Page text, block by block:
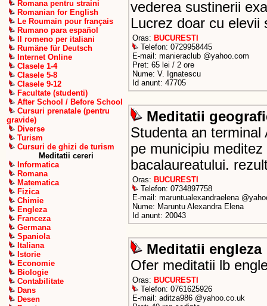
Romana pentru straini
Romanian for English
Le Roumain pour français
Rumano para español
Il romeno per italiani
Rumäne für Deutsch
Internet Online
Clasele 1-4
Clasele 5-8
Clasele 9-12
Facultate (studenti)
After School / Before School
Cursuri prenatale (pentru
gravide)
Diverse
Turism
Cursuri de ghizi de turism
Meditatii cereri
Informatica
Romana
Matematica
Fizica
Chimie
Engleza
Franceza
Germana
Spaniola
Italiana
Istorie
Economie
Biologie
Contabilitate
Dans
Desen
vederea sustinerii
Lucrez doar cu
Oras: BUCURESTI
Telefon: 0729958445
E-mail: manieraclub @yahoo.com
Pret: 65 lei / 2 ore
Nume: V. Ignatescu
Id anunt: 47705
Meditatii
Studenta an terminal
pe municipiu
bacalaureatului.
Oras: BUCURESTI
Telefon: 0734897758
E-mail: maruntualexandraelena
Nume: Maruntu Alexandra Elena
Id anunt: 20043
Meditatii engleza
Ofer meditatii lb
Oras: BUCURESTI
Telefon: 0761625926
E-mail: aditza986 @yahoo.co.uk